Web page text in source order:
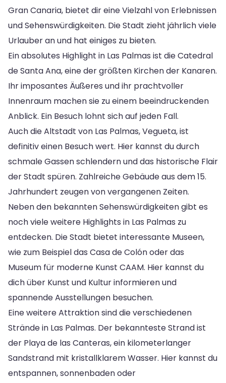
Gran Canaria, bietet dir eine Vielzahl von Erlebnissen
und Sehenswürdigkeiten. Die Stadt zieht jährlich viele
Urlauber an und hat einiges zu bieten.
Ein absolutes Highlight in Las Palmas ist die Catedral
de Santa Ana, eine der größten Kirchen der Kanaren.
Ihr imposantes Äußeres und ihr prachtvoller
Innenraum machen sie zu einem beeindruckenden
Anblick. Ein Besuch lohnt sich auf jeden Fall.
Auch die Altstadt von Las Palmas, Vegueta, ist
definitiv einen Besuch wert. Hier kannst du durch
schmale Gassen schlendern und das historische Flair
der Stadt spüren. Zahlreiche Gebäude aus dem 15.
Jahrhundert zeugen von vergangenen Zeiten.
Neben den bekannten Sehenswürdigkeiten gibt es
noch viele weitere Highlights in Las Palmas zu
entdecken. Die Stadt bietet interessante Museen,
wie zum Beispiel das Casa de Colón oder das
Museum für moderne Kunst CAAM. Hier kannst du
dich über Kunst und Kultur informieren und
spannende Ausstellungen besuchen.
Eine weitere Attraktion sind die verschiedenen
Strände in Las Palmas. Der bekannteste Strand ist
der Playa de las Canteras, ein kilometerlanger
Sandstrand mit kristallklarem Wasser. Hier kannst du
entspannen, sonnenbaden oder